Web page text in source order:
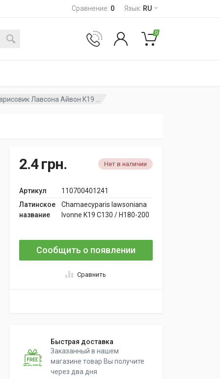
Сравнение: 0 Язык: RU
0
Лавсона Айвон K19 ...
2.4 грн. Нет в наличии
Артикул
110700401241
Латинское
название
Chamaecyparis lawsoniana
Ivonne K19 C130 / H180-200
Сообщить о появлении
Сравнить
Быстрая доставка
Заказанный в нашем
магазине товар Вы получите
через два дня